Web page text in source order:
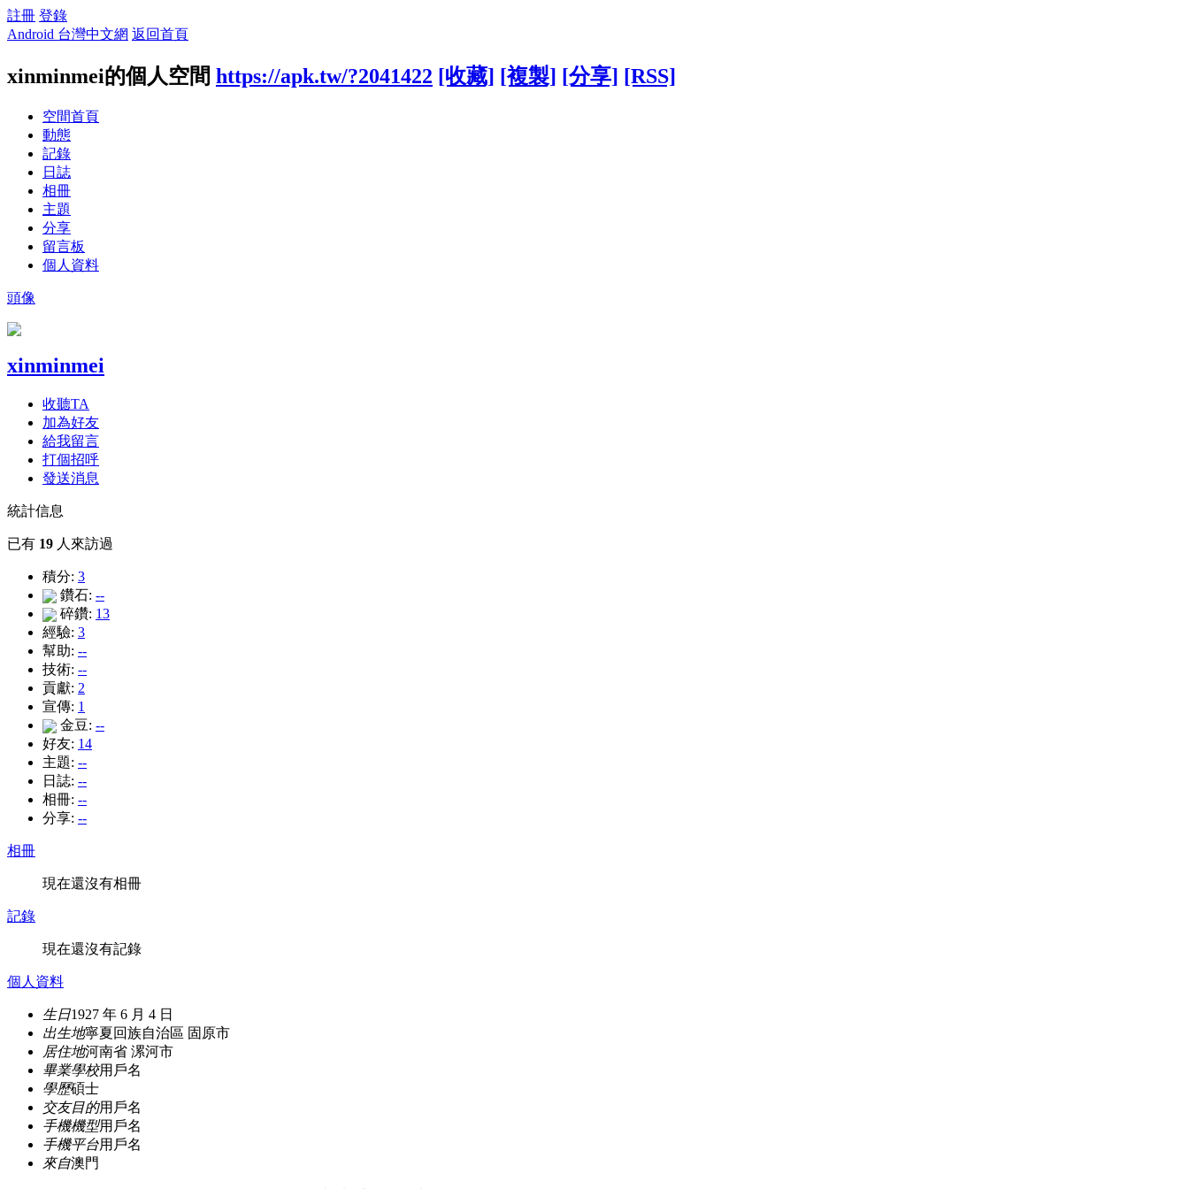
註冊 登錄
Android 台灣中文網 返回首頁
xinminmei的個人空間 https://apk.tw/?2041422 [收藏] [複製] [分享] [RSS]
空間首頁
動態
記錄
日誌
相冊
主題
分享
留言板
個人資料
頭像
xinminmei
收聽TA
加為好友
給我留言
打個招呼
發送消息
統計信息
已有 19 人來訪過
積分: 3
鑽石: --
碎鑽: 13
經驗: 3
幫助: --
技術: --
貢獻: 2
宣傳: 1
金豆: --
好友: 14
主題: --
日誌: --
相冊: --
分享: --
相冊
現在還沒有相冊
記錄
現在還沒有記錄
個人資料
生日1927 年 6 月 4 日
出生地寧夏回族自治區 固原市
居住地河南省 漯河市
畢業學校用戶名
學歷碩士
交友目的用戶名
手機機型用戶名
手機平台用戶名
來自澳門